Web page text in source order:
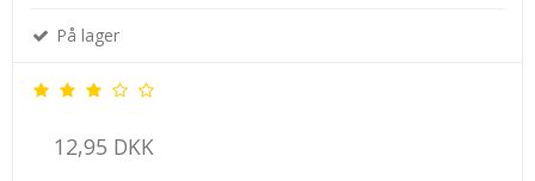
På lager
12,95 DKK